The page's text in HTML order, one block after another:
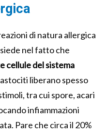
di natura allergica
nel fatto che
cellule del sistema
liberano spesso
tra cui spore, acari
infiammazioni
Pare che circa il 20%